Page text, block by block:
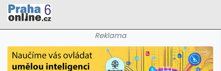
Reklama